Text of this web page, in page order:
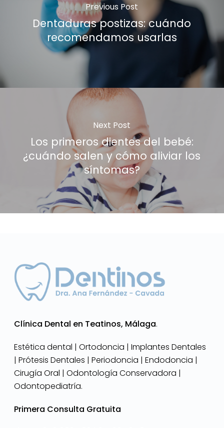
Previous Post
Dentaduras postizas: cuándo
recomendamos usarlas
Next Post
Los primeros dientes del bebé:
¿cuándo salen y cómo aliviar los
síntomas?
Clínica Dental en Teatinos, Málaga.
Estética dental | Ortodoncia | Implantes Dentales
| Prótesis Dentales | Periodoncia | Endodoncia |
Cirugía Oral | Odontología Conservadora |
Odontopediatría.
Primera Consulta Gratuita